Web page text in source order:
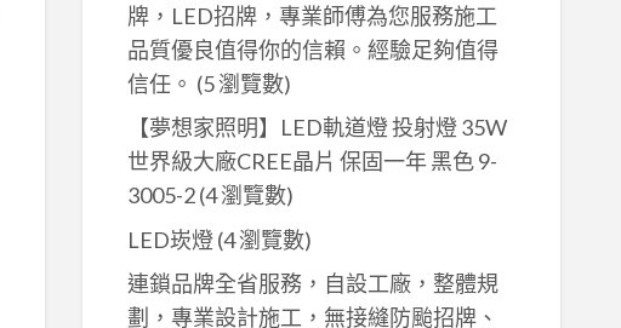
牌，LED招牌，專業師傅為您服務施工
品質優良值得你的信賴。經驗足夠值得
信任。 (5 瀏覽數)
【夢想家照明】LED軌道燈 投射燈 35W
世界級大廠CREE晶片 保固一年 黑色 9-
3005-2(4 瀏覽數)
LED崁燈(4 瀏覽數)
連鎖品牌全省服務，自設工廠，整體規
劃，專業設計施工，無接縫防颱招牌、